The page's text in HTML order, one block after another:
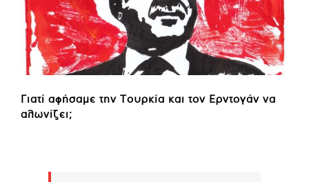
Γιατί αφήσαμε την Τουρκία και τον Ερντογάν να
αλωνίζει;